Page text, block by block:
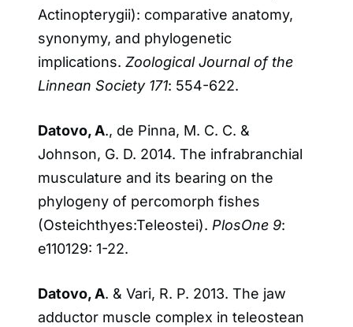
Actinopterygii): comparative anatomy,
synonymy, and phylogenetic
implications. Zoological Journal of the
Linnean Society 171: 554-622.
Datovo, A., de Pinna, M. C. C. &
Johnson, G. D. 2014. The infrabranchial
musculature and its bearing on the
phylogeny of percomorph fishes
(Osteichthyes:Teleostei). PlosOne 9:
e110129: 1-22.
Datovo, A. & Vari, R. P. 2013. The jaw
adductor muscle complex in teleostean